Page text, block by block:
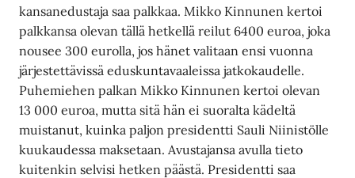
kansanedustaja saa palkkaa. Mikko Kinnunen kertoi
palkkansa olevan tällä hetkellä reilut 6400 euroa, joka
nousee 300 eurolla, jos hänet valitaan ensi vuonna
järjestettävissä eduskuntavaaleissa jatkokaudelle.
Puhemiehen palkan Mikko Kinnunen kertoi olevan
13 000 euroa, mutta sitä hän ei suoralta kädeltä
muistanut, kuinka paljon presidentti Sauli Niinistölle
kuukaudessa maksetaan. Avustajansa avulla tieto
kuitenkin selvisi hetken päästä. Presidentti saa